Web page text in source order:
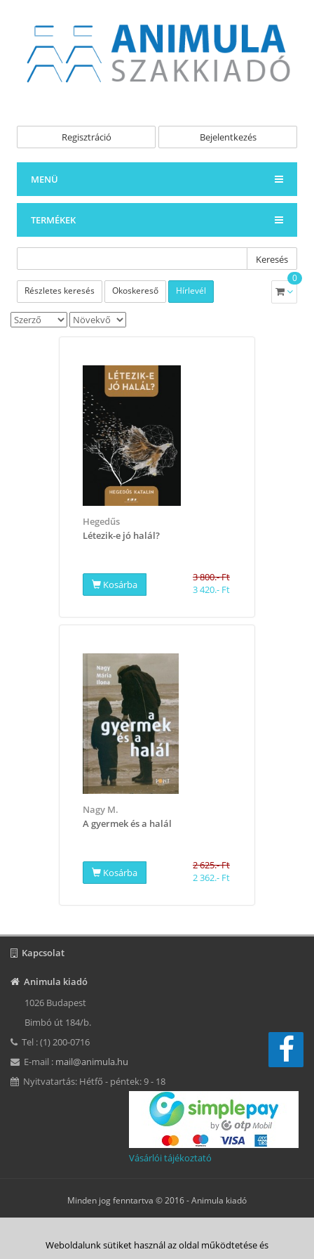
Regisztráció Bejelentkezés
MENÜ
TERMÉKEK
Keresés
Részletes keresés Okoskereső Hírlevél
0
Hegedűs
Létezik-e jó halál?
Kosárba
3 800.- Ft
3 420.- Ft
Nagy M.
A gyermek és a halál
Kosárba
2 625.- Ft
2 362.- Ft
Kapcsolat
Animula kiadó
1026 Budapest
Bimbó út 184/b.
Tel : (1) 200-0716
E-mail : mail@animula.hu
Nyitvatartás: Hétfő - péntek: 9 - 18
Vásárlói tájékoztató
Minden jog fenntartva © 2016 -Animula kiadó
ÁSZF Adatkezelési tájékoztató Süti tájékoztató Szerzői jog
Weboldalunk sütiket használ az oldal működtetése és